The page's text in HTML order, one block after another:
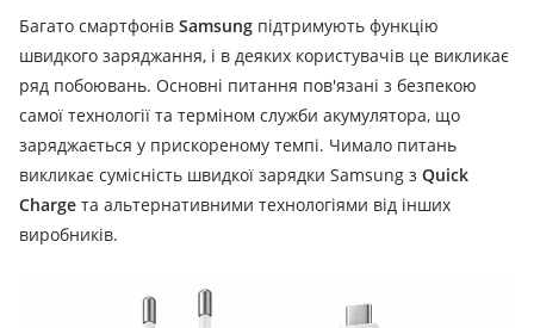
Багато смартфонів Samsung підтримують функцію
швидкого заряджання, і в деяких користувачів це викликає
ряд побоювань. Основні питання пов'язані з безпекою
самої технології та терміном служби акумулятора, що
заряджається у прискореному темпі. Чимало питань
викликає сумісність швидкої зарядки Samsung з Quick
Charge та альтернативними технологіями від інших
виробників.